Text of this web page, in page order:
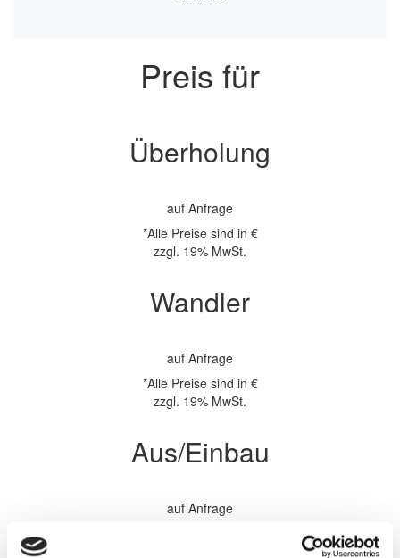
Preis für
Überholung
auf Anfrage
*Alle Preise sind in €
zzgl. 19% MwSt.
Wandler
auf Anfrage
*Alle Preise sind in €
zzgl. 19% MwSt.
Aus/Einbau
auf Anfrage